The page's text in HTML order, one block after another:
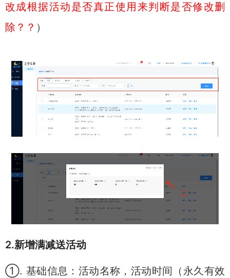
改成根据活动是否真正使用来判断是否修改删
除？？ ）
2.新增满减送活动
①. 基础信息：活动名称，活动时间（永久有效